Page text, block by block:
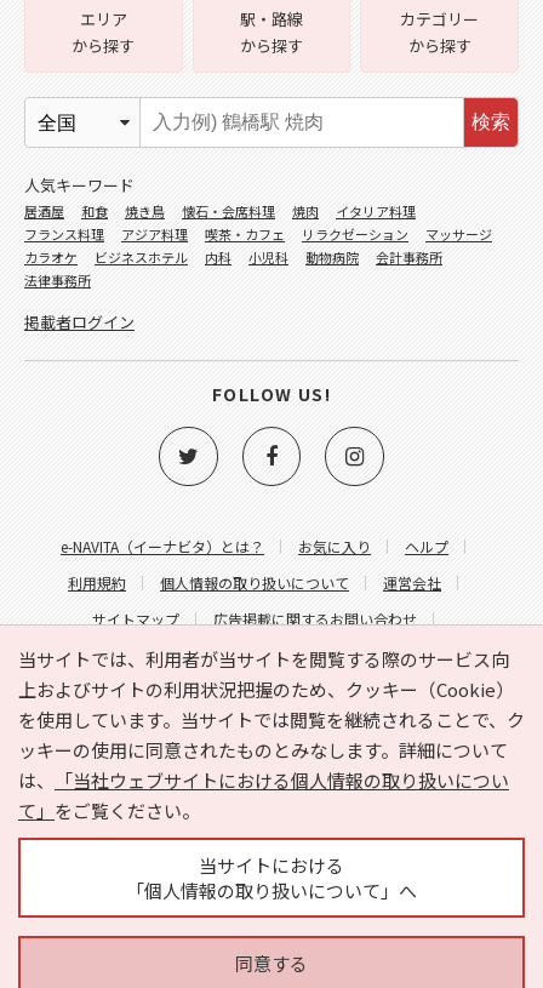
当サイトでは、利用者が当サイトを閲覧する際のサービス向
上およびサイトの利用状況把握のため、クッキー（Cookie）
を使用しています。当サイトでは閲覧を継続されることで、ク
ッキーの使用に同意されたものとみなします。詳細について
は、
「当社ウェブサイトにおける個人情報の取り扱いについ
て」 をご覧ください。
当サイトにおける
「個人情報の取り扱いについて」へ
同意する
e-NAVITA（イーナビタ）とは？ お気に入り
ヘルプ
利用規約
個人情報の取り扱いについて
運営会社
サイトマップ
広告掲載に関するお問い合わせ
サイトの内容に関するお問い合わせ
エリア
から探す
駅・路線
から探す
カテゴリー
から探す
検索
人気キーワード
居酒屋 和食 焼き鳥 懐石・会席料理 焼肉
イタリア料理
フランス料理
アジア料理 喫茶・カフェ リラクゼーション
マッサージ
カラオケ
ビジネスホテル 内科 小児科 動物病院
会計事務所
法律事務所
掲載者ログイン
FOLLOW US!
Copyright © HYOJITO.Co.,Ltd. All Rights Reserved.